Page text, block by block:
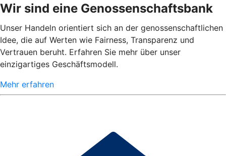
Wir sind eine Genossenschaftsbank
Unser Handeln orientiert sich an der genossenschaftlichen
Idee, die auf Werten wie Fairness, Transparenz und
Vertrauen beruht. Erfahren Sie mehr über unser
einzigartiges Geschäftsmodell.
Mehr erfahren